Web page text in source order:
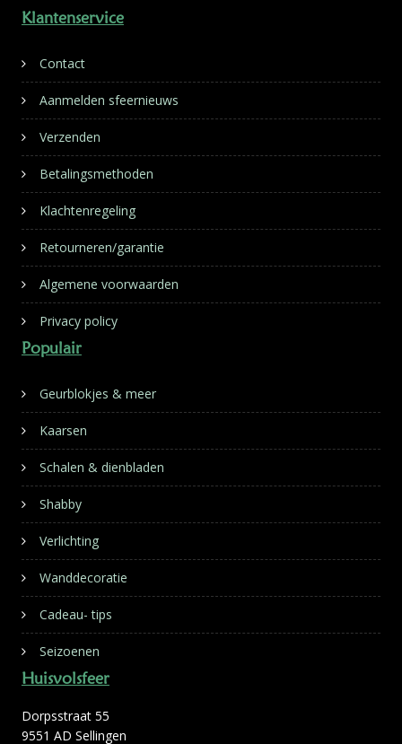
Klantenservice
Contact
Aanmelden sfeernieuws
Verzenden
Betalingsmethoden
Klachtenregeling
Retourneren/garantie
Algemene voorwaarden
Privacy policy
Populair
Geurblokjes & meer
Kaarsen
Schalen & dienbladen
Shabby
Verlichting
Wanddecoratie
Cadeau- tips
Seizoenen
Huisvolsfeer
Dorpsstraat 55
9551 AD Sellingen